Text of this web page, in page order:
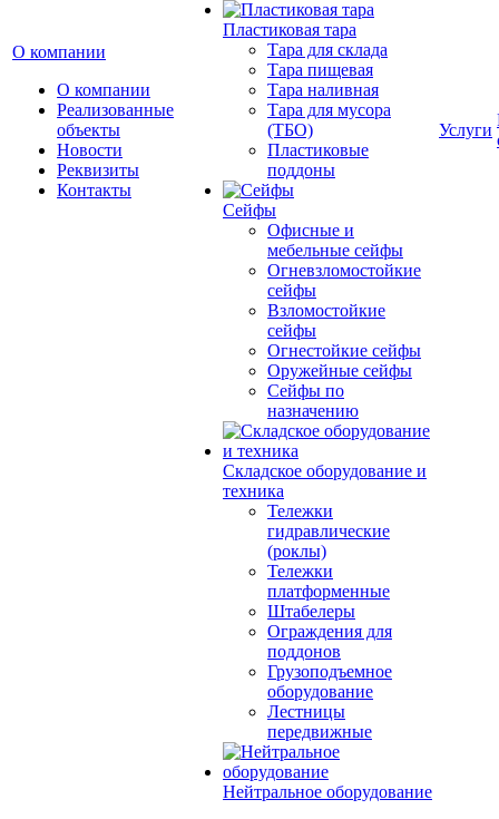
О компании
О компании
Реализованные
объекты
Новости
Реквизиты
Контакты
Пластиковая тара
Тара для склада
Тара пищевая
Тара наливная
Тара для мусора
(ТБО)
Пластиковые
поддоны
Сейфы
Офисные и
мебельные сейфы
Огневзломостойкие
сейфы
Взломостойкие
сейфы
Огнестойкие сейфы
Оружейные сейфы
Сейфы по
назначению
Складское оборудование и
техника
Тележки
гидравлические
(роклы)
Тележки
платформенные
Штабелеры
Ограждения для
поддонов
Грузоподъемное
оборудование
Лестницы
передвижные
Нейтральное оборудование
Услуги